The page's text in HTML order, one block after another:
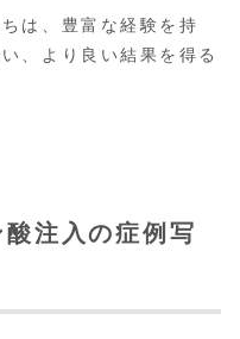
は、豊富な経験を持
、より良い結果を得る
注入の症例写